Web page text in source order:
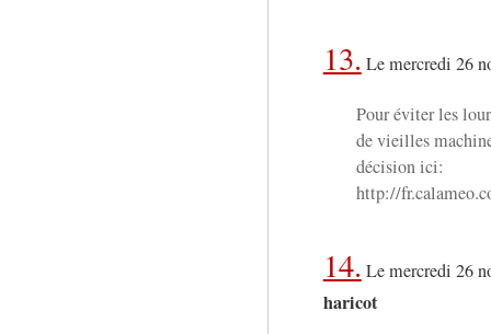
13. Le mercredi 26
Pour éviter les
de vieilles
décision ici:
http://
14. Le mercredi 26
haricot